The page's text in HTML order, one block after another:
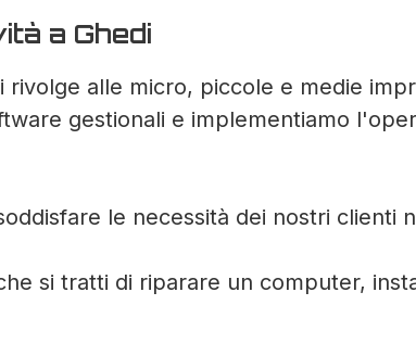
a Ghedi
alle micro, piccole e medie
gestionali e implementiamo
le necessità dei nostri clienti
si tratti di riparare un computer,